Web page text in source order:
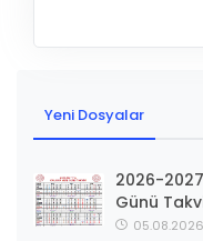
Yeni Dosyalar
2026-2027
Günü
05.08.2026